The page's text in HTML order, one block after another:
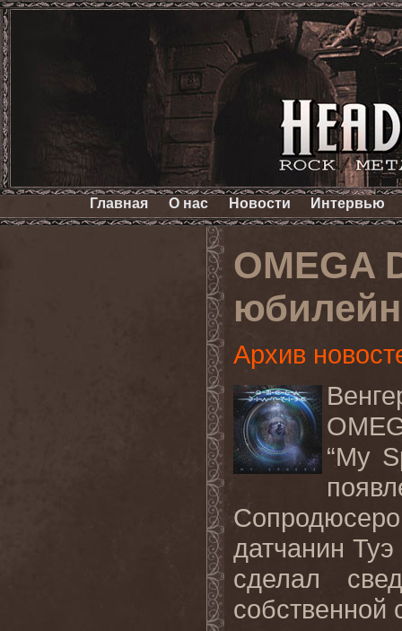
Главная О нас Новости Интервью
OMEGA
Архив
“My
датчанин
сделал
собственной